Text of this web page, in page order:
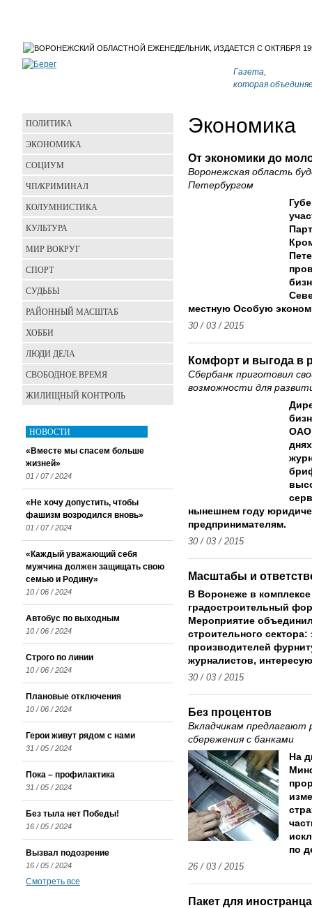
Газета,
которая
Экономика
От экономики до
Воронежская область
Петербургом
местную Особую
30 / 03 / 2015
Комфорт и выгода в
Сбербанк приготовил
возможности для
ОАО
нынешнем году
предпринимателям.
30 / 03 / 2015
Масштабы и
В Воронеже в
градостроительный
Мероприятие
строительного
производителей
журналистов,
30 / 03 / 2015
Без процентов
Вкладчикам предлагают
сбережения с банками
На
по
26 / 03 / 2015
Пакет для иностранца
ПОЛИТИКА
ЭКОНОМИКА
СОЦИУМ
ЧП/КРИМИНАЛ
КОЛУМНИСТИКА
КУЛЬТУРА
МИР ВОКРУГ
СПОРТ
СУДЬБЫ
РАЙОННЫЙ МАСШТАБ
ХОББИ
ЛЮДИ ДЕЛА
СВОБОДНОЕ ВРЕМЯ
ЖИЛИЩНЫЙ КОНТРОЛЬ
НОВОСТИ
«Вместе мы спасем больше
жизней»
01 / 07 / 2024
«Не хочу допустить, чтобы
фашизм возродился вновь»
01 / 07 / 2024
«Каждый уважающий себя
мужчина должен защищать свою
семью и Родину»
10 / 06 / 2024
Автобус по выходным
10 / 06 / 2024
Строго по линии
10 / 06 / 2024
Плановые отключения
10 / 06 / 2024
Герои живут рядом с нами
31 / 05 / 2024
Пока – профилактика
31 / 05 / 2024
Без тыла нет Победы!
16 / 05 / 2024
Вызвал подозрение
16 / 05 / 2024
Смотреть все